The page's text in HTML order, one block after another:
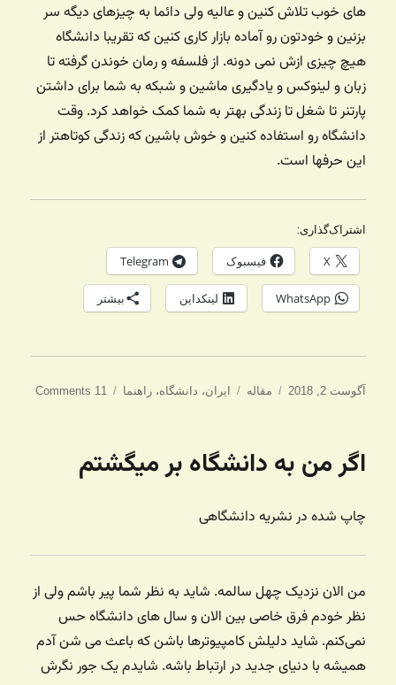
های خوب تلاش کنین و عالیه ولی دائما به چیزهای دیگه سر
بزنین و خودتون رو آماده بازار کاری کنین که تقریبا دانشگاه
هیچ چیزی ازش نمی دونه. از فلسفه و رمان خوندن گرفته تا
زبان و لینوکس و یادگیری ماشین و شبکه به شما برای داشتن
پارتنر تا شغل تا زندگی بهتر به شما کمک خواهد کرد. وقت
دانشگاه رو استفاده کنین و خوش باشین که زندگی کوتاهتر از
این حرفها است.
اشتراک‌گذاری:
X فیسبوک Telegram
WhatsApp لینکداین بیشتر
ارسال
آگوست 2, 2018 دسته‌ها
مقاله برچسب‌ها
ایران، دانشگاه،راهنما 11 Comments
اگر من به دانشگاه بر میگشتم
چاپ شده در نشریه دانشگاهی
من الان نزدیک چهل سالمه. شاید به نظر شما پیر باشم ولی از
نظر خودم فرق خاصی بین الان و سال های دانشگاه حس
نمی‌کنم. شاید دلیلش کامپیوترها باشن که باعث می شن آدم
همیشه با دنیای جدید در ارتباط باشه. شایدم یک جور نگرش